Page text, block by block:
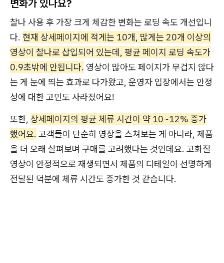
변화가 있나요?
찰나 사용 후 가장 크게 체감한 변화는 로딩 속도 개선입니
다. 현재 상세페이지에 적게는 10개, 많게는 20개 이상의
영상이 찰나로 삽입되어 있는데, 평균 페이지 로딩 속도가
0.9초밖에 안됩니다. 영상이 많아도 페이지가 무겁지 않다
는 게 눈에 띄는 효과로 다가왔고, 운영자 입장에서는 안정
성에 대한 고민도 사라졌어요!
또한, 상세페이지의 평균 체류 시간이 약 10~12% 증가
했어요. 고객들이 단순히 영상을 스쳐보는 게 아니라, 제품
을 더 오래 살펴보며 구매를 고려했다는 것인데요. 고화질
영상이 안정적으로 재생되면서 제품의 디테일이 선명하게
전달된 덕분에 체류 시간도 증가한 것 같습니다.